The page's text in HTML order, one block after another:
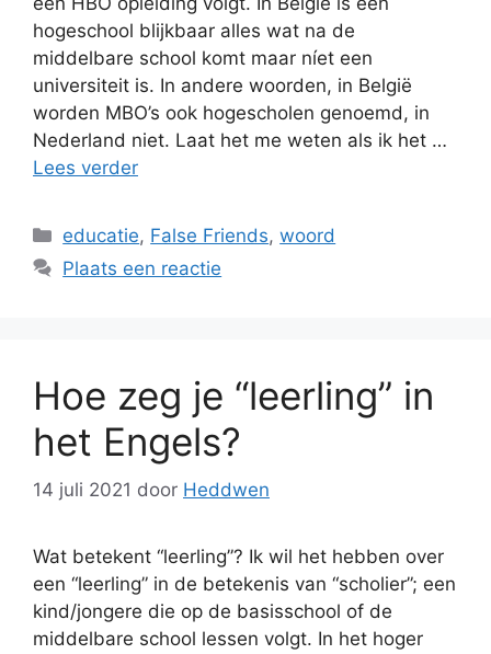
hogeschool blijkbaar alles wat na de
middelbare school komt maar níet een
universiteit is. In andere woorden, in België
worden MBO’s ook hogescholen genoemd, in
Nederland niet. Laat het me weten als ik het …
Lees verder
Categorieën
educatie, False Friends,woord
Plaats een reactie
Hoe zeg je “leerling” in
het Engels?
14 juli 2021 door Heddwen
Wat betekent “leerling”? Ik wil het hebben over
een “leerling” in de betekenis van “scholier”; een
kind/jongere die op de basisschool of de
middelbare school lessen volgt. In het hoger